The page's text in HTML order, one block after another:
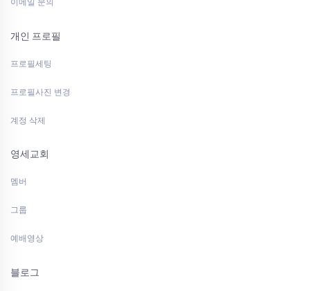
이메일 문의
개인 프로필
프로필세팅
프로필사진 변경
계정 삭제
영세교회
멤버
그룹
예배영상
블로그